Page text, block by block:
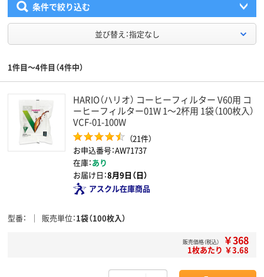
条件で絞り込む
並び替え：指定なし
1件目～4件目（4件中）
HARIO（ハリオ） コーヒーフィルター V60用 コ
ーヒーフィルター01W 1～2杯用 1袋（100枚入）
VCF-01-100W
（21件）
お申込番号：AW71737
在庫：あり
お届け日：8月9日（日）
アスクル在庫商品
型番 販売単位 1袋（100枚入）
販売価格（税込） ￥368
1枚あたり ￥3.68